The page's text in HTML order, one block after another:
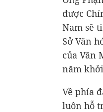
được
Nam sẽ
Sở Văn
của Văn
năm
Về phía
luôn hỗ